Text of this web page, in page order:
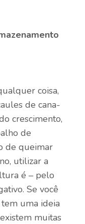
coisa,
de cana-
crescimento,
de
de queimar
utilizar a
é – pelo
Se você
uma ideia
muitas